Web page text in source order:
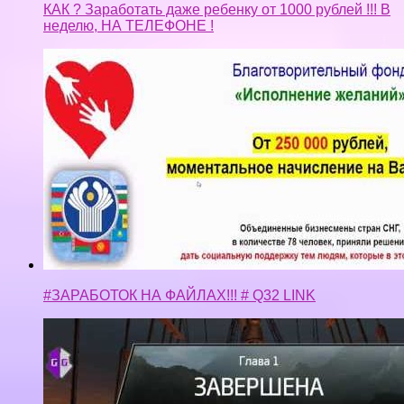
КАК ? Заработать даже ребенку от 1000 рублей !!! В
неделю, НА ТЕЛЕФОНЕ !
#ЗАРАБОТОК НА ФАЙЛАХ!!! # Q32 LINK